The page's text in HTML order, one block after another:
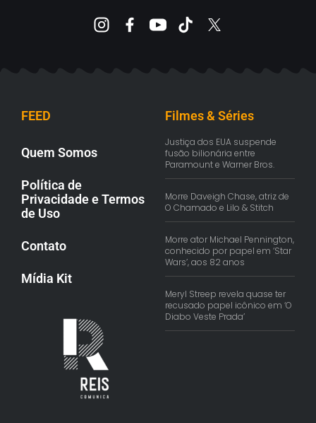
FEED
Quem Somos
Política de
Privacidade e Termos
de Uso
Contato
Mídia Kit
Filmes & Séries
Justiça dos EUA suspende
fusão bilionária entre
Paramount e Warner Bros.
Morre Daveigh Chase, atriz de
O Chamado e Lilo & Stitch
Morre ator Michael Pennington,
conhecido por papel em ‘Star
Wars’, aos 82 anos
Meryl Streep revela quase ter
recusado papel icônico em ‘O
Diabo Veste Prada’